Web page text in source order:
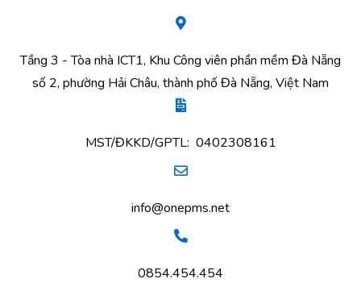
Tầng 3 - Tòa nhà ICT1, Khu Công viên phần mềm Đà Nẵng
số 2, phường Hải Châu, thành phố Đà Nẵng, Việt Nam
MST/ĐKKD/GPTL: 0402308161
info@onepms.net
0854.454.454